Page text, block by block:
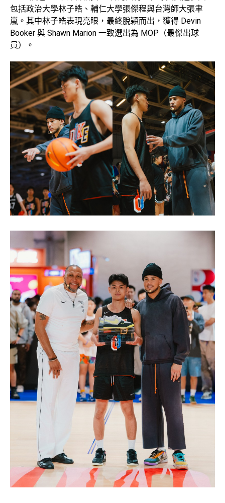
包括政治大學林子皓、輔仁大學張傑程與台灣師大張聿
嵐。其中林子皓表現亮眼，最終脫穎而出，獲得 Devin
Booker 與 Shawn Marion 一致選出為 MOP（最傑出球
員）。